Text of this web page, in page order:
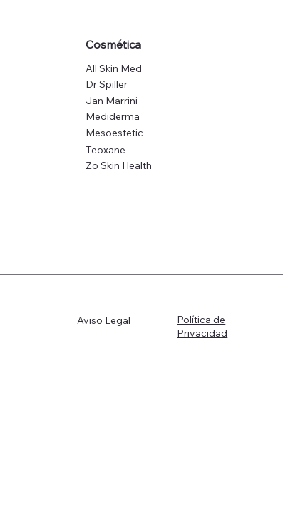
Cosmética
All Skin Med
Dr Spiller
Jan Marrini
Mediderma
Mesoestetic
Teoxane
Zo Skin Health
Aviso Legal
Política de
Privacidad